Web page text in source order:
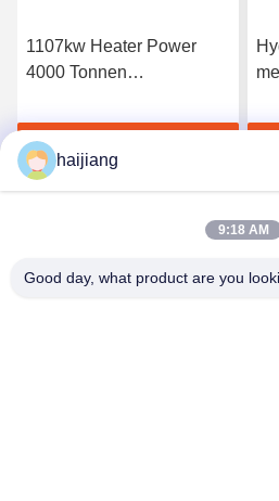
1107kw Heater Power
4000 Tonnen
spezialisiert auf PVC-
Gießmaschinen mit
robuster Konstruktion und
haijiang
9:18 AM
Good day, what product are you